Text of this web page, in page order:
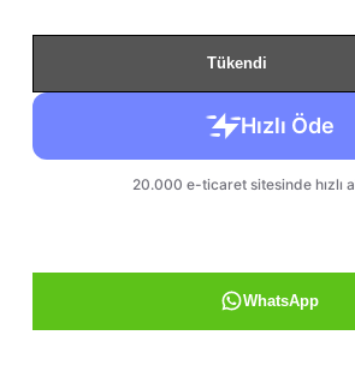
Tükendi
WhatsApp